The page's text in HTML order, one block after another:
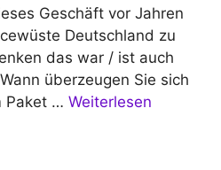
Geschäft vor Jahren
Deutschland zu
das war / ist auch
überzeugen Sie sich
Paket … Weiterlesen